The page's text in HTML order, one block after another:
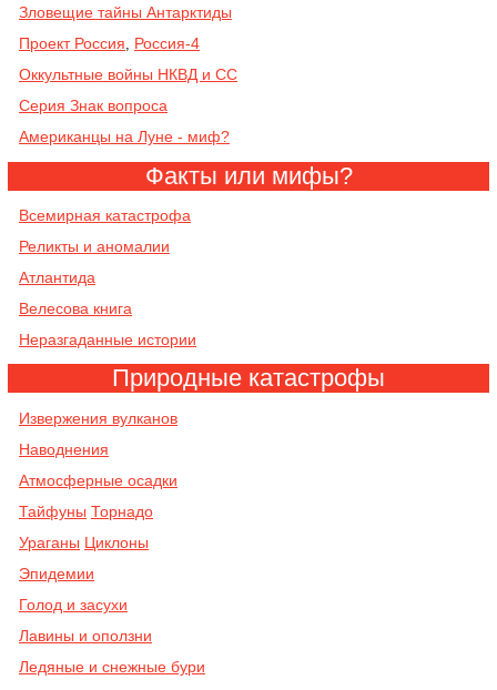
Зловещие тайны Антарктиды
Проект Россия, Россия-4
Оккультные войны НКВД и СС
Серия Знак вопроса
Американцы на Луне - миф?
Факты или мифы?
Всемирная катастрофа
Реликты и аномалии
Атлантида
Велесова книга
Неразгаданные истории
Природные катастрофы
Извержения вулканов
Наводнения
Атмосферные осадки
Тайфуны Торнадо
Ураганы Циклоны
Эпидемии
Голод и засухи
Лавины и оползни
Ледяные и снежные бури